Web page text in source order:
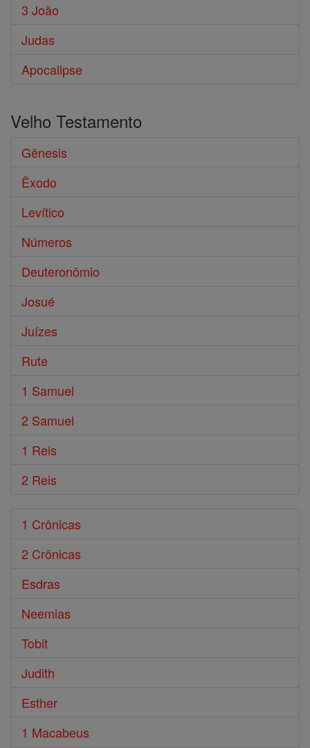
3 João
Judas
Apocalipse
Velho Testamento
Gênesis
Êxodo
Levítico
Números
Deuteronômio
Josué
Juízes
Rute
1 Samuel
2 Samuel
1 Reis
2 Reis
1 Crônicas
2 Crônicas
Esdras
Neemias
Tobit
Judith
Esther
1 Macabeus